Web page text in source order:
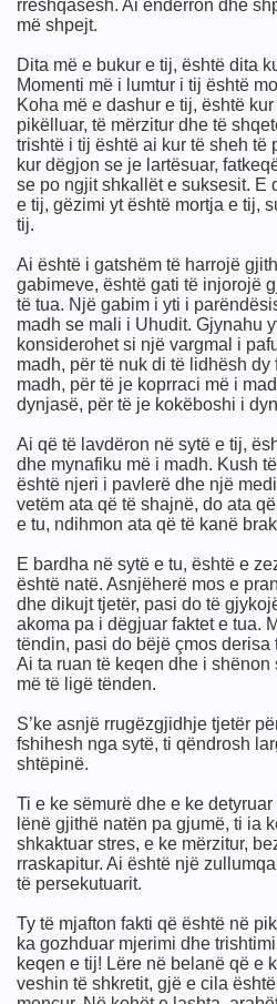
rrëshqasësh. Ai ëndërron dhe
më shpejt.
Dita më e bukur e tij, është dita
Momenti më i lumtur i tij është
Koha më e dashur e tij, është
pikëlluar, të mërzitur dhe të
trishtë i tij është ai kur të sheh të
kur dëgjon se je lartësuar,
se po ngjit shkallët e suksesit. E
e tij, gëzimi yt është mortja e tij,
tij.
Ai është i gatshëm të harrojë
gabimeve, është gati të injorojë
të tua. Një gabim i yti i
madh se mali i Uhudit. Gjynahu
konsiderohet si një vargmal i
madh, për të nuk di të lidhësh
madh, për të je koprraci më i
dynjasë, për të je kokëboshi i
Ai që të lavdëron në sytë e tij,
dhe mynafiku më i madh. Kush
është njeri i pavlerë dhe një
vetëm ata që të shajnë, do ata
e tu, ndihmon ata që të kanë
E bardha në sytë e tu, është e
është natë. Asnjëherë mos e
dhe dikujt tjetër, pasi do të
akoma pa i dëgjuar faktet e tua.
tëndin, pasi do bëjë çmos derisa
Ai ta ruan të keqen dhe i shënon
më të ligë tënden.
S’ke asnjë rrugëzgjidhje tjetër
fshihesh nga sytë, ti qëndrosh
shtëpinë.
Ti e ke sëmurë dhe e ke
lënë gjithë natën pa gjumë, ti ia
shkaktuar stres, e ke mërzitur,
rraskapitur. Ai është një
të persekutuarit.
Ty të mjafton fakti që është në
ka gozhduar mjerimi dhe
keqen e tij! Lëre në belanë që e
veshin të shkretit, gjë e cila